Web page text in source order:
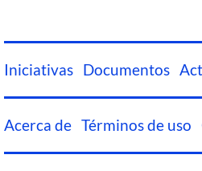
Iniciativas Documentos
Acerca de Términos de uso